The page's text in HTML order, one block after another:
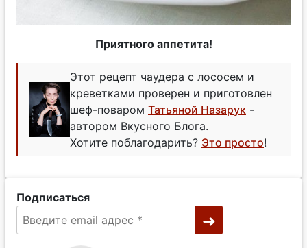
Приятного аппетита!
Этот рецепт чаудера с лососем и
креветками проверен и приготовлен
шеф-поваром Татьяной Назарук -
автором Вкусного Блога.
Хотите поблагодарить? Это просто!
Подписаться